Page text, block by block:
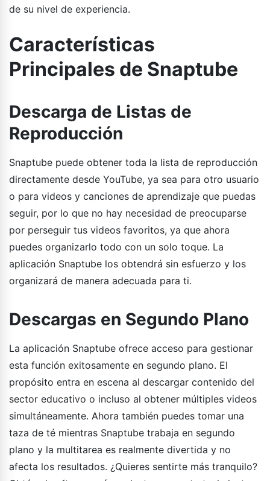
de su nivel de experiencia.
Características
Principales de Snaptube
Descarga de Listas de
Reproducción
Snaptube puede obtener toda la lista de reproducción
directamente desde YouTube, ya sea para otro usuario
o para videos y canciones de aprendizaje que puedas
seguir, por lo que no hay necesidad de preocuparse
por perseguir tus videos favoritos, ya que ahora
puedes organizarlo todo con un solo toque. La
aplicación Snaptube los obtendrá sin esfuerzo y los
organizará de manera adecuada para ti.
Descargas en Segundo Plano
La aplicación Snaptube ofrece acceso para gestionar
esta función exitosamente en segundo plano. El
propósito entra en escena al descargar contenido del
sector educativo o incluso al obtener múltiples videos
simultáneamente. Ahora también puedes tomar una
taza de té mientras Snaptube trabaja en segundo
plano y la multitarea es realmente divertida y no
afecta los resultados. ¿Quieres sentirte más tranquilo?